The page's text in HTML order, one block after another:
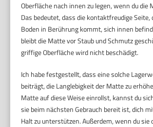
Oberfläche nach innen zu legen, wenn du die
Das bedeutet, dass die kontaktfreudige Seite,
Boden in Berührung kommt, sich innen
bleibt die Matte vor Staub und Schmutz
griffige Oberfläche wird nicht beschädigt.
Ich habe festgestellt, dass eine solche
beiträgt, die Langlebigkeit der Matte zu
Matte auf diese Weise einrollst, kannst du
sie beim nächsten Gebrauch bereit ist, dich
Halt zu unterstützen. Außerdem, wenn du sie